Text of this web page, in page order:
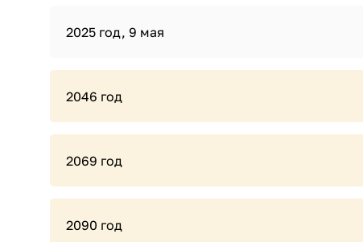
2025 год, 9 мая
2046 год
2069 год
2090 год